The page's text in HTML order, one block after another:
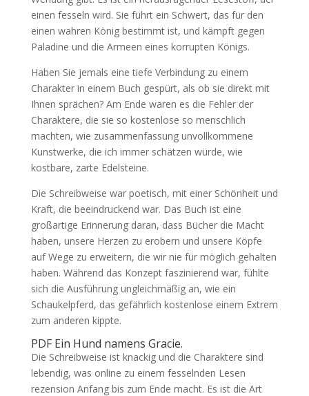
einen fesseln wird. Sie führt ein Schwert, das für den
einen wahren König bestimmt ist, und kämpft gegen
Paladine und die Armeen eines korrupten Königs.
Haben Sie jemals eine tiefe Verbindung zu einem
Charakter in einem Buch gespürt, als ob sie direkt mit
Ihnen sprächen? Am Ende waren es die Fehler der
Charaktere, die sie so kostenlose so menschlich
machten, wie zusammenfassung unvollkommene
Kunstwerke, die ich immer schätzen würde, wie
kostbare, zarte Edelsteine.
Die Schreibweise war poetisch, mit einer Schönheit und
Kraft, die beeindruckend war. Das Buch ist eine
großartige Erinnerung daran, dass Bücher die Macht
haben, unsere Herzen zu erobern und unsere Köpfe
auf Wege zu erweitern, die wir nie für möglich gehalten
haben. Während das Konzept faszinierend war, fühlte
sich die Ausführung ungleichmäßig an, wie ein
Schaukelpferd, das gefährlich kostenlose einem Extrem
zum anderen kippte.
PDF Ein Hund namens Gracie.
Die Schreibweise ist knackig und die Charaktere sind
lebendig, was online zu einem fesselnden Lesen
rezension Anfang bis zum Ende macht. Es ist die Art